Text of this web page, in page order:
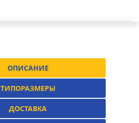
ОПИСАНИЕ
ТИПОРАЗМЕРЫ
ДОСТАВКА